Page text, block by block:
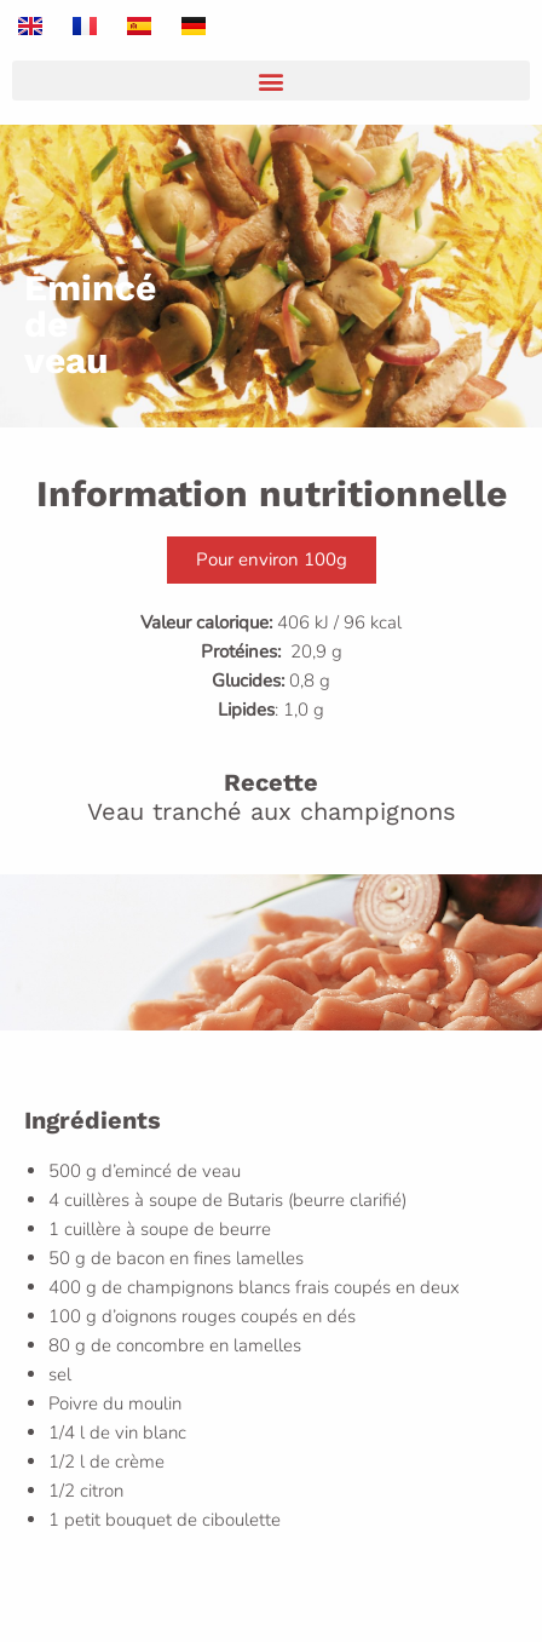
Émincé
de
veau
Information nutritionnelle
Pour environ 100g
Valeur calorique: 406 kJ / 96 kcal
Protéines:20,9 g
Glucides: 0,8 g
Lipides: 1,0 g
Recette
Veau tranché aux champignons
Ingrédients
500 g d’emincé de veau
4 cuillères à soupe de Butaris (beurre clarifié)
1 cuillère à soupe de beurre
50 g de bacon en fines lamelles
400 g de champignons blancs frais coupés en deux
100 g d’oignons rouges coupés en dés
80 g de concombre en lamelles
sel
Poivre du moulin
1/4 l de vin blanc
1/2 l de crème
1/2 citron
1 petit bouquet de ciboulette